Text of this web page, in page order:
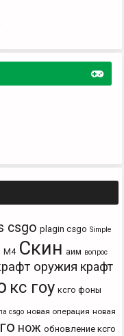
csgo plagin csgo Simple
М4 Скин аим вопрос
оружия крафт
кс гоу ксго фоны
csgo новая операция новая
нож обновление ксго